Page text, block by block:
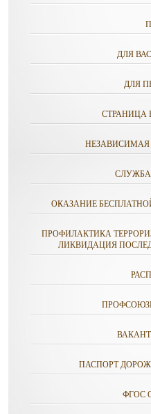
ДЛЯ
ДЛЯ
СТРАНИЦА
НЕЗАВИСИМАЯ
ОКАЗАНИЕ
ПРОФИЛАКТИКА
ЛИКВИДАЦИЯ
ПАСПОРТ
ФГОС